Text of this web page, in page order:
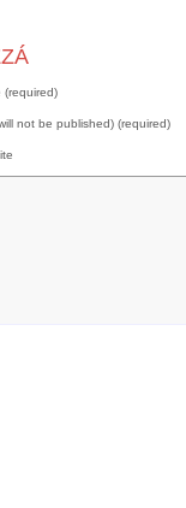
(required)
not be published) (required)